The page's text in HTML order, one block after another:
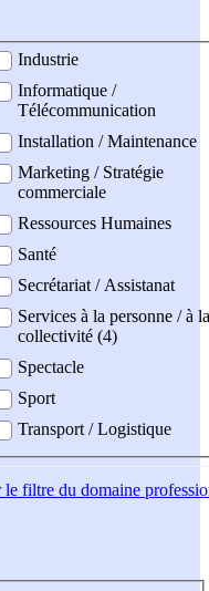
Industrie
Informatique /
Télécommunication
Installation / Maintenance
Marketing / Stratégie
commerciale
Ressources Humaines
Santé
Secrétariat / Assistanat
Services à la personne / à la
collectivité (4)
Spectacle
Sport
Transport / Logistique
le filtre du domaine